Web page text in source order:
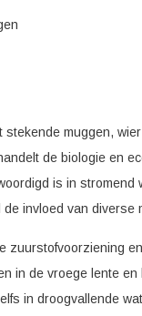
muggen,
de biologie en
is in stromend
invloed van diverse
zuurstofvoorziening
in de vroege lente
in droogvallende